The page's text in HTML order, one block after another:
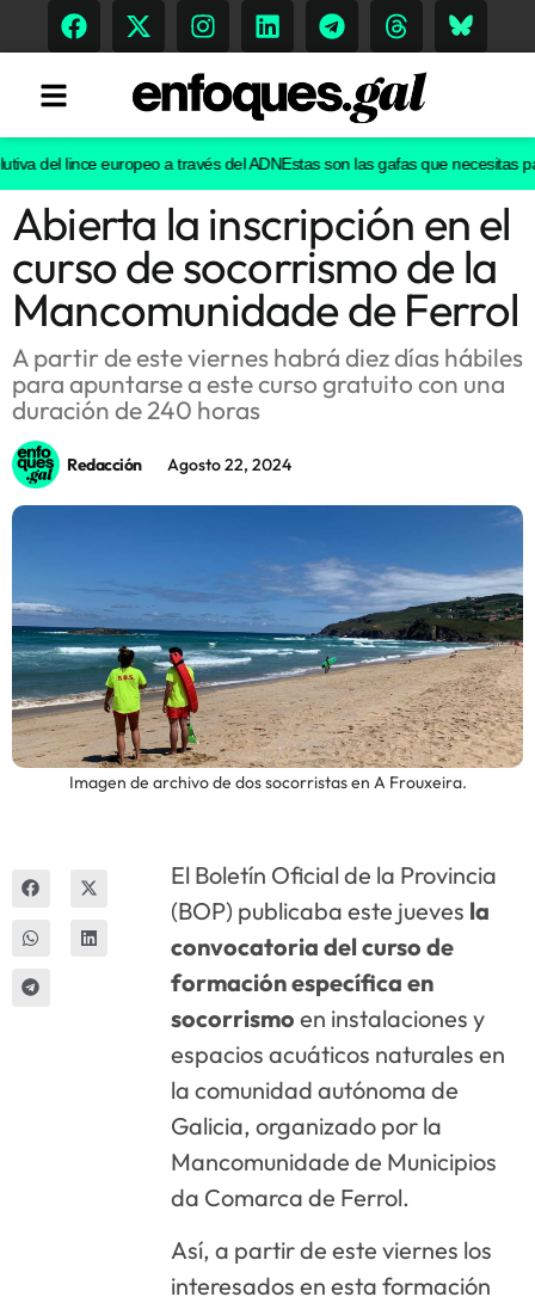
Tendencias
Memoria Histórica
Gastronomía
Escenarios
del lince europeo a través del ADNEstas son las gafas que necesitas
Abierta la inscripción en el
curso de socorrismo de la
Mancomunidade de Ferrol
A partir de este viernes habrá diez días hábiles
para apuntarse a este curso gratuito con una
duración de 240 horas
Redacción Agosto 22, 2024
Imagen de archivo de dos socorristas en A Frouxeira.
El Boletín Oficial de la Provincia
(BOP) publicaba este jueves la
convocatoria del curso de
formación específica en
socorrismo en instalaciones y
espacios acuáticos naturales en
la comunidad autónoma de
Galicia, organizado por la
Mancomunidade de Municipios
da Comarca de Ferrol.
Así, a partir de este viernes los
interesados en esta formación